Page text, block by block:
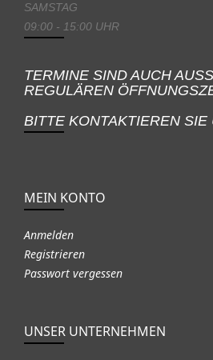
SAMSTAG
09:00 - 15:00 UHR
TERMINE SIND AUCH
REGULÄREN
BITTE KONTAKTIEREN SIE
MEIN KONTO
Anmelden
Registrieren
Passwort vergessen
UNSER UNTERNEHMEN